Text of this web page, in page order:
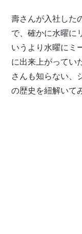
壽さんが入社した
で、確かに水曜に
いうより水曜にミ
に出来上がってい
さんも知らない、
の歴史を紐解いて